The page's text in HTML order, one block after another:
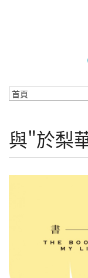
與"於梨